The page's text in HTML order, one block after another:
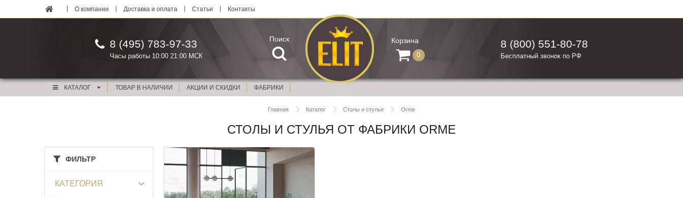
О компании Доставка и оплата Статьи Контакты
8 (495) 783-97-33
Часы работы 10:00 21:00 МСК
Поиск Корзина
0
8 (800) 551-80-78
Бесплатный звонок по РФ
КАТАЛОГ ТОВАР В НАЛИЧИИ АКЦИИ И СКИДКИ ФАБРИКИ
Главная Каталог Столы и стулья Orme
СТОЛЫ И СТУЛЬЯ ОТ ФАБРИКИ ORME
ФИЛЬТР
КАТЕГОРИЯ